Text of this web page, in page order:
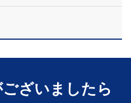
ざいましたら